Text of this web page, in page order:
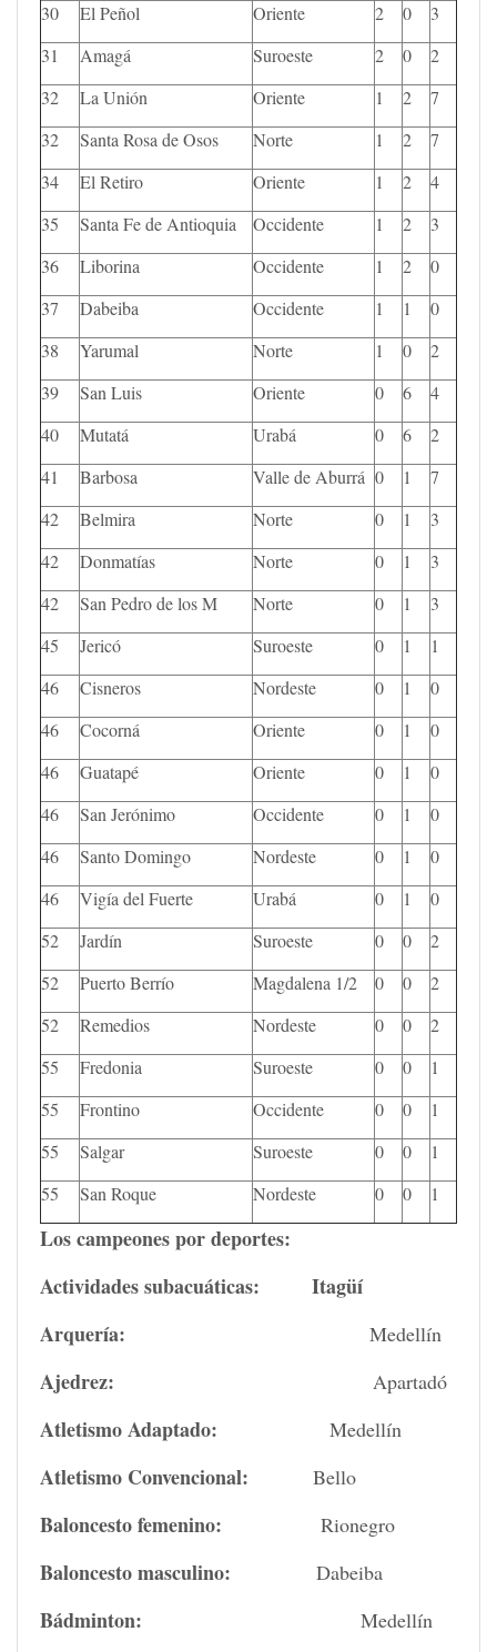
30
El Peñol Oriente 2 0
3
31
Amagá Suroeste 2 0
2
32
La Unión Oriente 1 2
7
32
Santa Rosa de Osos Norte 1 2
7
34
El Retiro Oriente 1 2
4
35
Santa Fe de Antioquia Occidente 1 2
3
36
Liborina Occidente 1 2
0
37
Dabeiba Occidente 1 1
0
38
Yarumal Norte 1 0
2
39
San Luis Oriente 0 6
4
40
Mutatá Urabá 0 6
2
41
Barbosa Valle de Aburrá 0 1
7
42
Belmira Norte 0 1
3
42
Donmatías Norte 0 1
3
42
San Pedro de los M Norte 0 1
3
45
Jericó Suroeste 0 1
1
46
Cisneros Nordeste 0 1
0
46
Cocorná Oriente 0 1
0
46
Guatapé Oriente 0 1
0
46
San Jerónimo Occidente 0 1
0
46
Santo Domingo Nordeste 0 1
0
46
Vigía del Fuerte Urabá 0 1
0
52
Jardín Suroeste 0 0
2
52
Puerto Berrío Magdalena 1/2 0 0
2
52
Remedios Nordeste 0 0
2
55
Fredonia Suroeste 0 0
1
55
Frontino Occidente 0 0
1
55
Salgar Suroeste 0 0
1
55
San Roque Nordeste 0 0 1
Los campeones por deportes:
Actividades subacuáticas:
Itagüí
Arquería: Medellín
Ajedrez: Apartadó
Atletismo Adaptado: Medellín
Atletismo Convencional: Bello
Baloncesto femenino: Rionegro
Baloncesto masculino: Dabeiba
Bádminton: Medellín